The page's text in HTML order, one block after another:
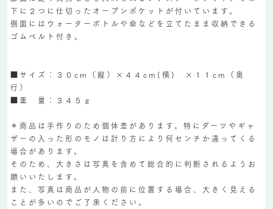
下に２つに仕切ったオープンポケットが付いています。
側面にはウォーターボトルや傘などを立てたまま収納できる
ゴムベルト付き。
■サイズ：３０cm（縦）×４４cm(横) ×１１cm（奥
行）
■重 量：３４５ｇ
＊商品は手作りのため個体差があります。特にダーツやギャ
ザーの入った形のモノは計り方により何センチか違ってくる
場合があります。
そのため、大きさは写真を含めて総合的に判断されるようお
願いいたします。
また、写真は商品が人物の前に位置する場合、大きく見える
ことが多いのでご了承ください。